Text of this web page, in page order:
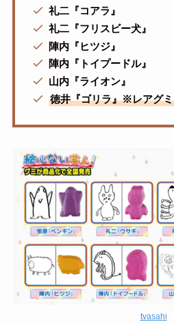
礼二『コアラ』
礼二『フリスビー犬』
陣内『ヒツジ』
陣内『トイプードル』
山内『ライオン』
徳井『ゴリラ』※レアグミ
tvasahi